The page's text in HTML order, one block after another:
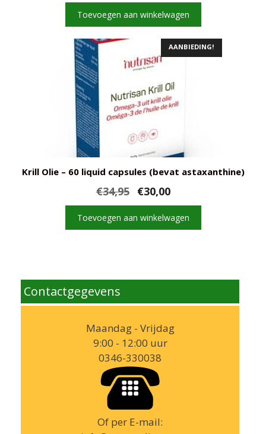
Toevoegen aan winkelwagen
AANBIEDING!
Krill Olie – 60 liquid capsules (bevat astaxanthine)
€34,95
Oorspronkelijke
prijs
€34,95.
€30,00Huidige
€30,00.
Toevoegen aan winkelwagen
Contactgegevens
Maandag - Vrijdag
9:00 - 12:00 uur
0346-330038
Of per E-mail: